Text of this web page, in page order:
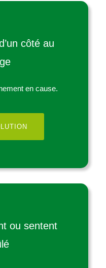
côté au
en cause.
ou sentent